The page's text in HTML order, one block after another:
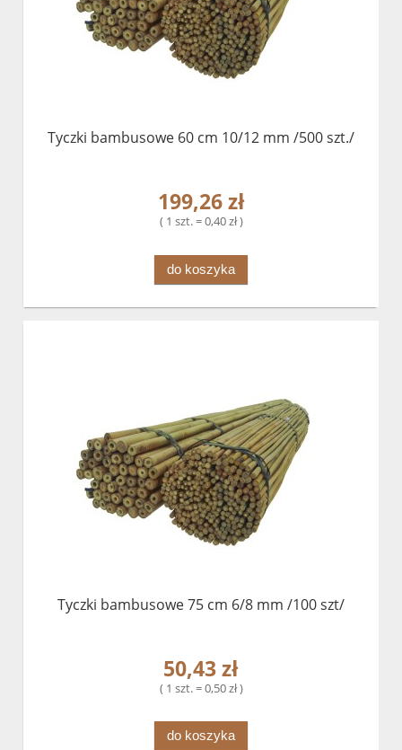
Tyczki bambusowe 60 cm 10/12 mm /500 szt./
199,26 zł
( 1 szt. = 0,40 zł )
do koszyka
Tyczki bambusowe 75 cm 6/8 mm /100 szt/
50,43 zł
( 1 szt. = 0,50 zł )
do koszyka